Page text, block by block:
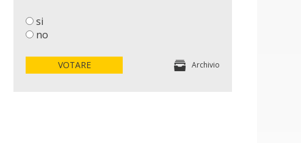
si
no
VOTARE Archivio